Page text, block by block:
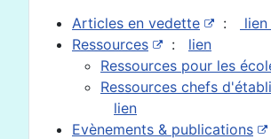
Articles en vedette :
lien
Ressources
: lien
Ressources pour les
Ressources chefs
lien
Evènements & publications